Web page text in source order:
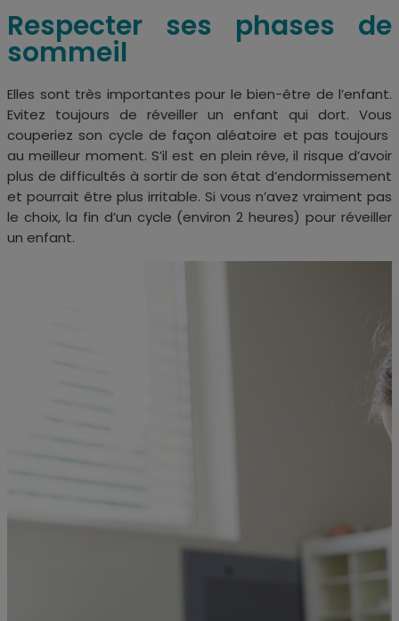
Respecter ses phases de
sommeil
Elles sont très importantes pour le bien-être de l’enfant.
Evitez toujours de réveiller un enfant qui dort. Vous
couperiez son cycle de façon aléatoire et pas toujours
au meilleur moment. S’il est en plein rêve, il risque d’avoir
plus de difficultés à sortir de son état d’endormissement
et pourrait être plus irritable. Si vous n’avez vraiment pas
le choix, la fin d’un cycle (environ 2 heures) pour réveiller
un enfant.